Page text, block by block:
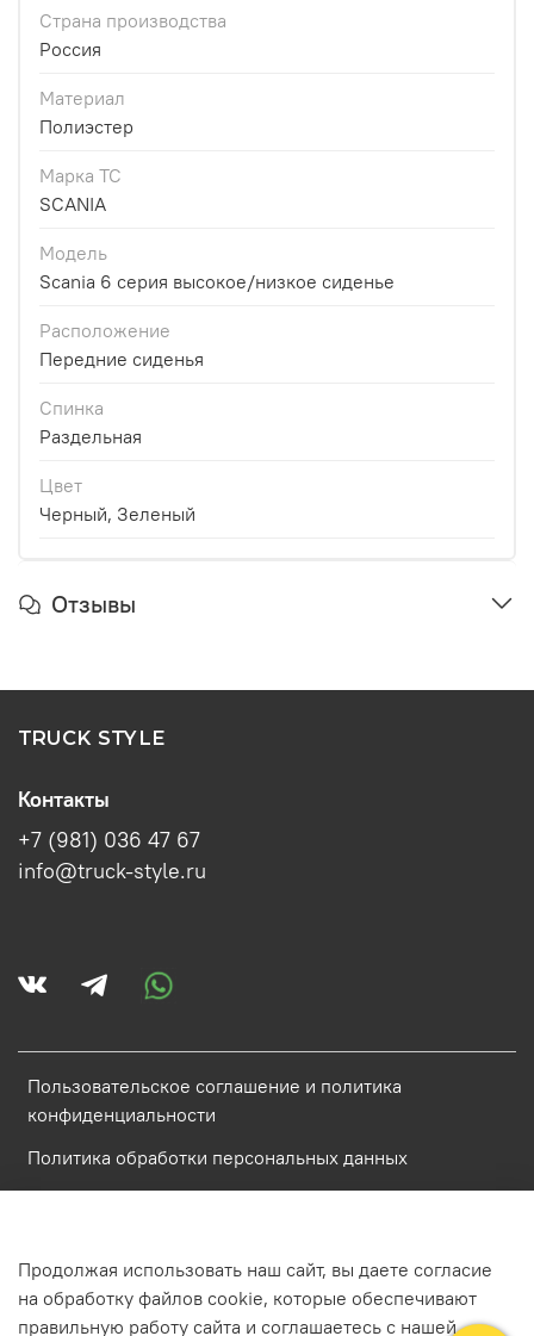
Страна производства
Россия
Материал
Полиэстер
Марка ТС
SCANIA
Модель
Scania 6 серия высокое/низкое сиденье
Расположение
Передние сиденья
Спинка
Раздельная
Цвет
Черный, Зеленый
Отзывы
TRUCK STYLE
Пользовательское соглашение и политика
конфиденциальности
Политика обработки персональных данных
Контакты
+7 (981) 036 47 67
info@truck-style.ru
ИП Аистова Катарина Антоновна ИНН 784800848968
Продолжая использовать наш сайт, вы даете согласие
на обработку файлов cookie, которые обеспечивают
правильную работу сайта и соглашаетесь с нашей